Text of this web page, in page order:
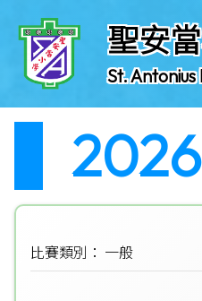
聖安
St.
比賽類別： 一般